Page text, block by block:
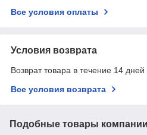
Все условия оплаты
Условия возврата
Возврат товара в течение 14
Все условия возврата
Подобные товары компании